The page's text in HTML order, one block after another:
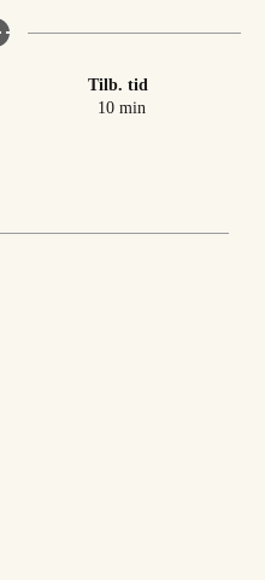
Tilb. tid
10minutter
min